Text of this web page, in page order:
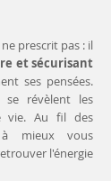
prescrit pas : il
et sécurisant
ses pensées.
se révèlent les
vie. Au fil des
à mieux vous
l'énergie